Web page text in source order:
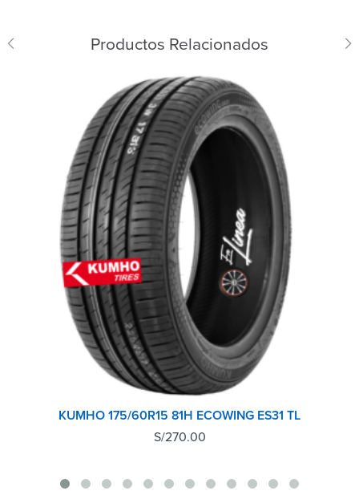
Productos Relacionados
KUMHO 175/60R15 81H ECOWING ES31 TL
S/270.00